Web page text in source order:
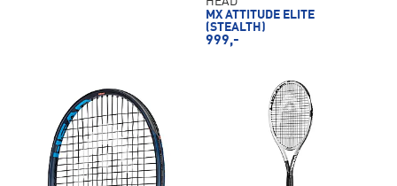
MX ATTITUDE ELITE
(STEALTH)
999,-